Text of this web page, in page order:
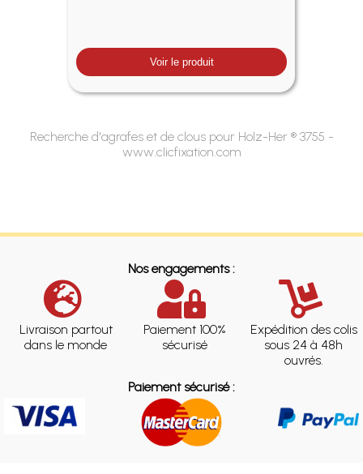
Voir le produit
Recherche d'agrafes et de clous pour Holz-Her ® 3755 -
www.clicfixation.com
Nos engagements :
Livraison partout
dans le monde
Paiement 100%
sécurisé
Expédition des colis
sous 24 à 48h
ouvrés.
Paiement sécurisé :